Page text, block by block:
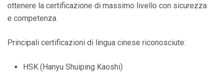
ottenere la certificazione di massimo livello con sicurezza
e competenza.
Principali certificazioni di lingua cinese riconosciute:
HSK (Hanyu Shuiping Kaoshi)